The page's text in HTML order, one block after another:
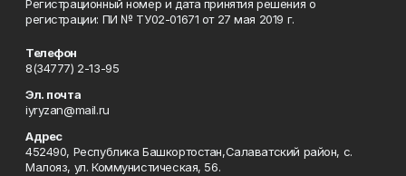
Регистрационный номер и дата принятия решения о
регистрации: ПИ № ТУ02-01671 от 27 мая 2019 г.
Телефон
8(34777) 2-13-95
Эл. почта
iyryzan@mail.ru
Адрес
452490, Республика Башкортостан,Салаватский район, с.
Малояз, ул. Коммунистическая, 56.